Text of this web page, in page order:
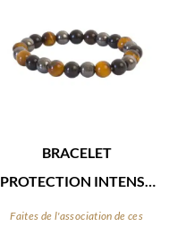
BRACELET
PROTECTION INTENSE
8MM
Faites de l'association de ces